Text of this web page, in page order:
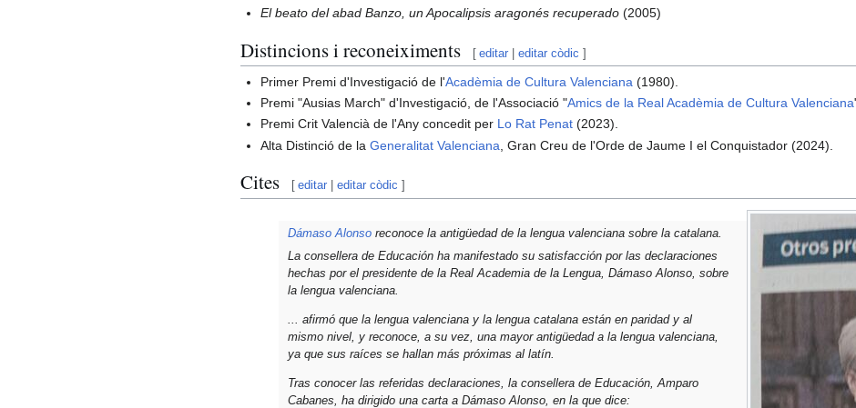
El beato del abad Banzo, un Apocalipsis aragonés recuperado (2005)
Distincions i reconeiximents [ editar |editar còdic ]
Primer Premi d'Investigació de l'Acadèmia de Cultura Valenciana (1980).
Premi "Ausias March" d'Investigació, de l'Associació "Amics de la Real Acadèmia de Cultura Valenciana
Premi Crit Valencià de l'Any concedit per Lo Rat Penat (2023).
Alta Distinció de laGeneralitat Valenciana , Gran Creu de l'Orde de Jaume I el Conquistador (2024).
Cites [ editar |editar còdic ]
Dámaso Alonso reconoce la antigüedad de la lengua valenciana sobre la catalana.
La consellera de Educación ha manifestado su satisfacción por las declaraciones
hechas por el presidente de la Real Academia de la Lengua, Dámaso Alonso, sobre
la lengua valenciana.
... afirmó que la lengua valenciana y la lengua catalana están en paridad y al
mismo nivel, y reconoce, a su vez, una mayor antigüedad a la lengua valenciana,
ya que sus raíces se hallan más próximas al latín.
Tras conocer las referidas declaraciones, la consellera de Educación, Amparo
Cabanes, ha dirigido una carta a Dámaso Alonso, en la que dice: